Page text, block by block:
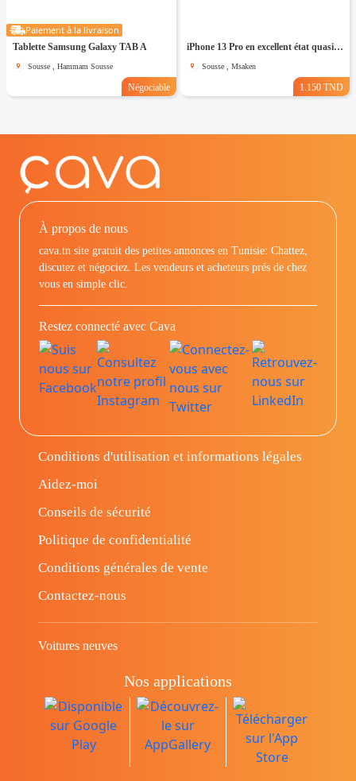
Paiement à la livraison
Tablette Samsung Galaxy TAB A
Sousse , Hammam Sousse
Négociable
iPhone 13 Pro en excellent état quasi neuf
Sousse , Msaken
1.150 TND
À propos de nous
cava.tn site gratuit des petites annonces en Tunisie: Chattez,
discutez et négociez. Les vendeurs et acheteurs prés de chez
vous en simple clic.
Restez connecté avec Cava
Conditions d'utilisation et informations légales
Aidez-moi
Conseils de sécurité
Politique de confidentialité
Conditions générales de vente
Contactez-nous
Voitures neuves
Nos applications